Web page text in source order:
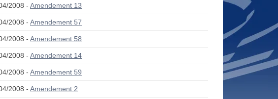
2008 - Amendement 13
2008 - Amendement 57
2008 - Amendement 58
2008 - Amendement 14
2008 - Amendement 59
2008 - Amendement 2